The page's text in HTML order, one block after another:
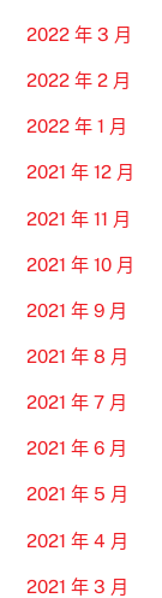
2022 年 3 月
2022 年 2 月
2022 年 1 月
2021 年 12 月
2021 年 11 月
2021 年 10 月
2021 年 9 月
2021 年 8 月
2021 年 7 月
2021 年 6 月
2021 年 5 月
2021 年 4 月
2021 年 3 月